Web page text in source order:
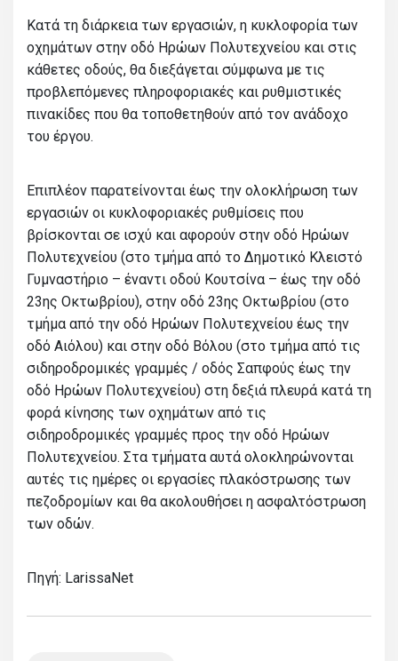
Κατά τη διάρκεια των εργασιών, η κυκλοφορία των
οχημάτων στην οδό Ηρώων Πολυτεχνείου και στις
κάθετες οδούς, θα διεξάγεται σύμφωνα με τις
προβλεπόμενες πληροφοριακές και ρυθμιστικές
πινακίδες που θα τοποθετηθούν από τον ανάδοχο
του έργου.
Επιπλέον παρατείνονται έως την ολοκλήρωση των
εργασιών οι κυκλοφοριακές ρυθμίσεις που
βρίσκονται σε ισχύ και αφορούν στην οδό Ηρώων
Πολυτεχνείου (στο τμήμα από το Δημοτικό Κλειστό
Γυμναστήριο – έναντι οδού Κουτσίνα – έως την οδό
23ης Οκτωβρίου), στην οδό 23ης Οκτωβρίου (στο
τμήμα από την οδό Ηρώων Πολυτεχνείου έως την
οδό Αιόλου) και στην οδό Βόλου (στο τμήμα από τις
σιδηροδρομικές γραμμές / οδός Σαπφούς έως την
οδό Ηρώων Πολυτεχνείου) στη δεξιά πλευρά κατά τη
φορά κίνησης των οχημάτων από τις
σιδηροδρομικές γραμμές προς την οδό Ηρώων
Πολυτεχνείου. Στα τμήματα αυτά ολοκληρώνονται
αυτές τις ημέρες οι εργασίες πλακόστρωσης των
πεζοδρομίων και θα ακολουθήσει η ασφαλτόστρωση
των οδών.
Πηγή: LarissaNet